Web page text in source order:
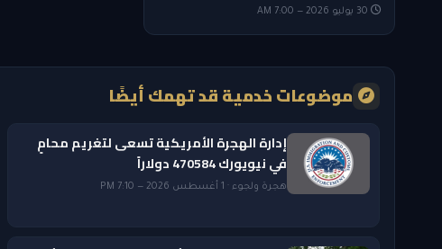
موضوعات خدمية قد تهمك أيضًا
إدارة الهجرة الأمريكية تسعى لتغريم محامٍ
في نيويورك 470584 دولاراً
هجرة ولجوء · 1 أغسطس 2026 — 7:10 PM